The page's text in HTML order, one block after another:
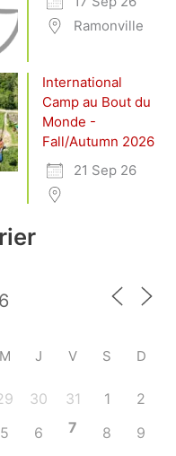
Ramonville
International
Camp au Bout du
Monde -
Fall/Autumn 2026
21 Sep 26
M J V S D
30 31 1
2
5 6 7 8
9